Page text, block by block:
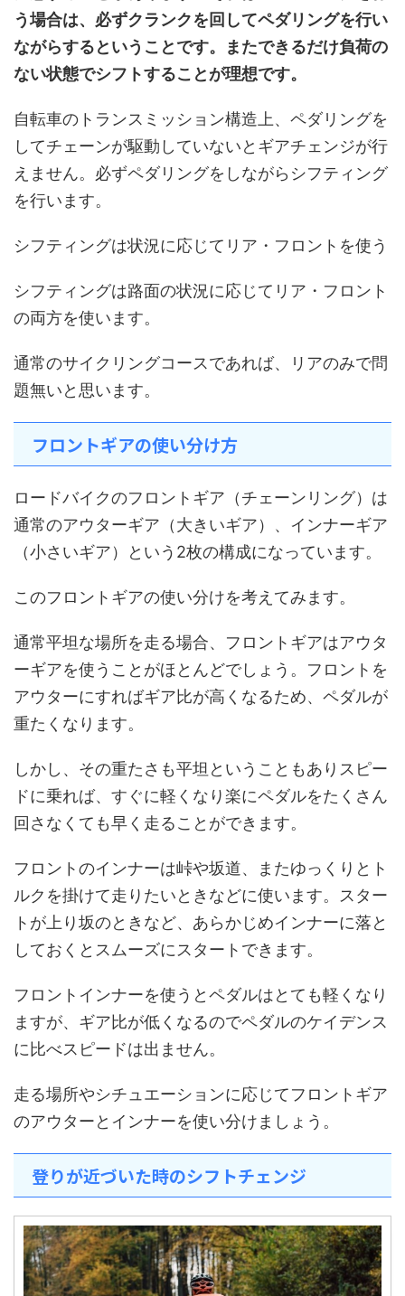
う場合は、必ずクランクを回してペダリングを行い
ながらするということです。またできるだけ負荷の
ない状態でシフトすることが理想です。
自転車のトランスミッション構造上、ペダリングを
してチェーンが駆動していないとギアチェンジが行
えません。必ずペダリングをしながらシフティング
を行います。
シフティングは状況に応じてリア・フロントを使う
シフティングは路面の状況に応じてリア・フロント
の両方を使います。
通常のサイクリングコースであれば、リアのみで問
題無いと思います。
フロントギアの使い分け方
ロードバイクのフロントギア（チェーンリング）は
通常のアウターギア（大きいギア）、インナーギア
（小さいギア）という2枚の構成になっています。
このフロントギアの使い分けを考えてみます。
通常平坦な場所を走る場合、フロントギアはアウタ
ーギアを使うことがほとんどでしょう。フロントを
アウターにすればギア比が高くなるため、ペダルが
重たくなります。
しかし、その重たさも平坦ということもありスピー
ドに乗れば、すぐに軽くなり楽にペダルをたくさん
回さなくても早く走ることができます。
フロントのインナーは峠や坂道、またゆっくりとト
ルクを掛けて走りたいときなどに使います。スター
トが上り坂のときなど、あらかじめインナーに落と
しておくとスムーズにスタートできます。
フロントインナーを使うとペダルはとても軽くなり
ますが、ギア比が低くなるのでペダルのケイデンス
に比べスピードは出ません。
走る場所やシチュエーションに応じてフロントギア
のアウターとインナーを使い分けましょう。
登りが近づいた時のシフトチェンジ